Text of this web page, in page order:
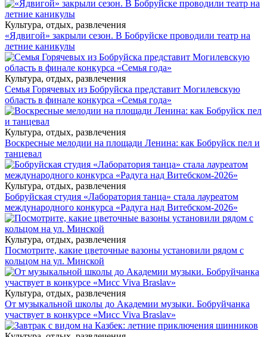
Культура, отдых, развлечения
«Ядвигой» закрыли сезон. В Бобруйске проводили театр на
летние каникулы
Культура, отдых, развлечения
Семья Горячевых из Бобруйска представит Могилевскую
область в финале конкурса «Семья года»
Культура, отдых, развлечения
Воскресные мелодии на площади Ленина: как Бобруйск пел и
танцевал
Культура, отдых, развлечения
Бобруйская студия «Лаборатория танца» стала лауреатом
международного конкурса «Радуга над Витебском-2026»
Культура, отдых, развлечения
Посмотрите, какие цветочные вазоны установили рядом с
кольцом на ул. Минской
Культура, отдых, развлечения
От музыкальной школы до Академии музыки. Бобруйчанка
участвует в конкурсе «Мисс Viva Braslav»